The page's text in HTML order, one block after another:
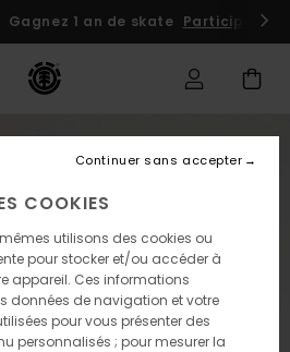
Gagnez 1 an de skate Participez
COOKIES
utilisons des cookies ou
pour stocker et/ou accéder à
appareil. Ces informations
données de navigation et votre
pour vous présenter des
personnalisés ; pour mesurer la
Continuer sans accepter